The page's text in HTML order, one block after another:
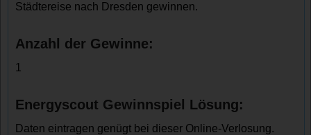
Städtereise nach Dresden gewinnen.
Anzahl der Gewinne:
1
Energyscout Gewinnspiel Lösung:
Daten eintragen genügt bei dieser Online-Verlosung.